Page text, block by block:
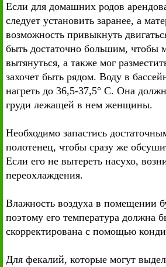
Если для домашних родов
следует установить заранее, а
возможность привыкнуть
быть достаточно большим, чтобы
вытянуться, а также мог
захочет быть рядом. Воду в
нагреть до 36,5-37,5° С. Она
груди лежащей в нем женщины.
Необходимо запастись
полотенец, чтобы сразу же
Если его не вытереть насухо,
переохлаждения.
Влажность воздуха в помещении
поэтому его температура должна
скорректирована с помощью
Для фекалий, которые могут